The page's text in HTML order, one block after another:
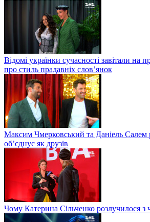
Відомі українки сучасності завітали на
про стиль прадавніх слов’янок
Максим Чмерковський та Даніель Салем
об’єднує як друзів
Чому Катерина Сільченко розлучилося з